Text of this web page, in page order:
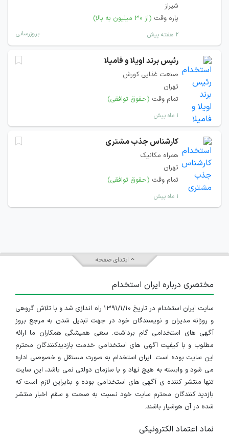
شیراز
پاره وقت (از ۳۰ میلیون به بالا)
۲ هفته پیش بروزرسانی
رئیس برند اویلا و فامیلا
صنعت غذایی کورش
تهران
تمام وقت (حقوق توافقی)
۱ ماه پیش
کارشناس جذب مشتری
همراه مکانیک
تهران
تمام وقت (حقوق توافقی)
۱ ماه پیش
ابتدای صفحه
مختصری درباره ایران استخدام
سایت ایران استخدام در تاریخ ۱۳۹۱/۱/۱۰ راه اندازی شد و با تلاش گروهی
و روزانه مدیران و نویسندگان خود در جهت تبدیل شدن به مرجع بروز
آگهی های استخدامی گام برداشت. سعی همیشگی همکاران ما ارائه
مطلوب و با کیفیت آگهی های استخدامی خدمت بازدیدکنندگان محترم
این سایت بوده است. ایران استخدام به صورت مستقل و خصوصی اداره
می شود و وابسته به هیچ نهاد و یا سازمان دولتی نمی باشد، این سایت
تنها منتشر کننده ی آگهی های استخدامی بوده و بنابراین لازم است که
بازدید کنندگان محترم سایت خود نسبت به صحت و سقم اخبار منتشر
شده در آن هوشیار باشند.
نماد اعتماد الکترونیکی